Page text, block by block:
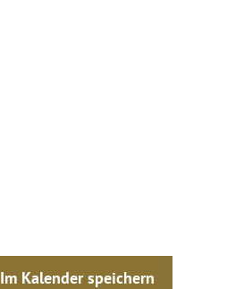
Im Kalender speichern